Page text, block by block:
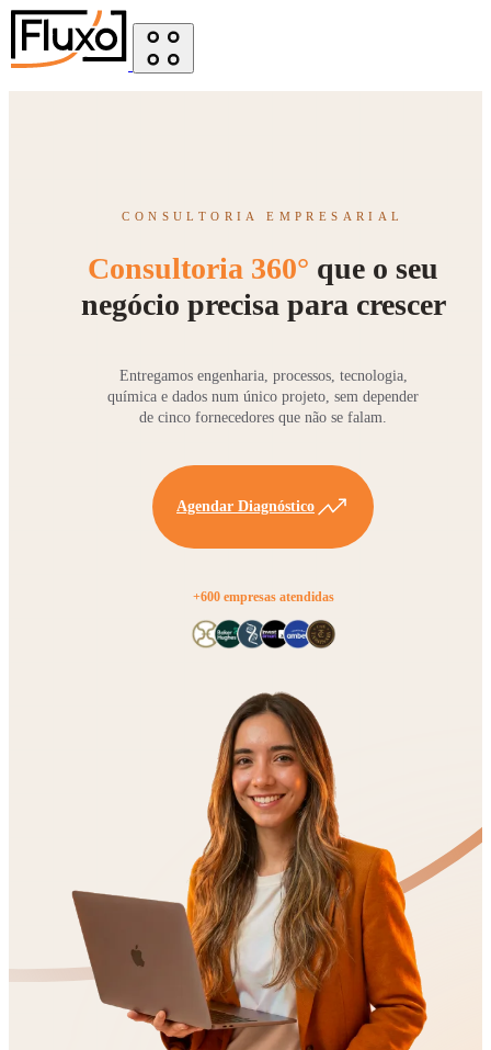
CONSULTORIA EMPRESARIAL
Consultoria 360° que o seu
negócio precisa para crescer
Entregamos engenharia, processos, tecnologia,
química e dados num único projeto, sem depender
de cinco fornecedores que não se falam.
Agendar Diagnóstico
+600 empresas atendidas